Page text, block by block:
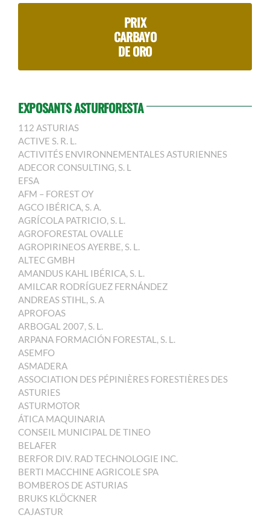
PRIX
CARBAYO
DE ORO
EXPOSANTS ASTURFORESTA
112 ASTURIAS
ACTIVE S. R. L.
ACTIVITÉS ENVIRONNEMENTALES ASTURIENNES
ADECOR CONSULTING, S. L
EFSA
AFM – FOREST OY
AGCO IBÉRICA, S. A.
AGRÍCOLA PATRICIO, S. L.
AGROFORESTAL OVALLE
AGROPIRINEOS AYERBE, S. L.
ALTEC GMBH
AMANDUS KAHL IBÉRICA, S. L.
AMILCAR RODRÍGUEZ FERNÁNDEZ
ANDREAS STIHL, S. A
APROFOAS
ARBOGAL 2007, S. L.
ARPANA FORMACIÓN FORESTAL, S. L.
ASEMFO
ASMADERA
ASSOCIATION DES PÉPINIÈRES FORESTIÈRES DES
ASTURIES
ASTURMOTOR
ÁTICA MAQUINARIA
CONSEIL MUNICIPAL DE TINEO
BELAFER
BERFOR DIV. RAD TECHNOLOGIE INC.
BERTI MACCHINE AGRICOLE SPA
BOMBEROS DE ASTURIAS
BRUKS KLÖCKNER
CAJASTUR